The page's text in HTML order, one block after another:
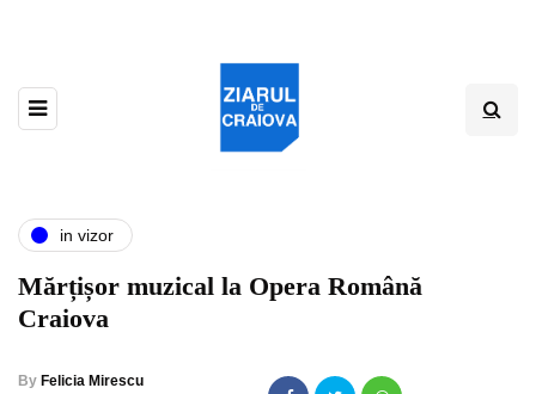
in vizor
Mărțișor muzical la Opera Română
Craiova
By Felicia Mirescu